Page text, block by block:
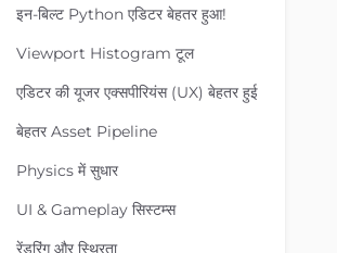
इन-बिल्ट Python एडिटर बेहतर हुआ!
Viewport Histogram टूल
एडिटर की यूजर एक्सपीरियंस (UX) बेहतर हुई
बेहतर Asset Pipeline
Physics में सुधार
UI & Gameplay सिस्टम्स
रेंडरिंग और स्थिरता